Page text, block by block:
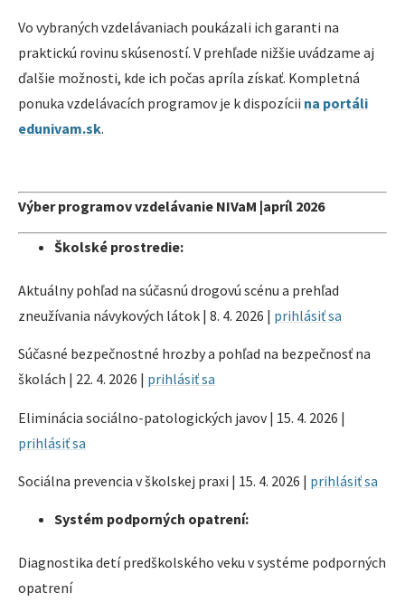
Vo vybraných vzdelávaniach poukázali ich garanti na
praktickú rovinu skúseností. V prehľade nižšie uvádzame aj
ďalšie možnosti, kde ich počas apríla získať. Kompletná
ponuka vzdelávacích programov je k dispozícii na portáli
edunivam.sk.
Výber programov vzdelávanie NIVaM |apríl 2026
Školské prostredie:
Aktuálny pohľad na súčasnú drogovú scénu a prehľad
zneužívania návykových látok | 8. 4. 2026 | prihlásiť sa
Súčasné bezpečnostné hrozby a pohľad na bezpečnosť na
školách | 22. 4. 2026 | prihlásiť sa
Eliminácia sociálno-patologických javov | 15. 4. 2026 |
prihlásiť sa
Sociálna prevencia v školskej praxi | 15. 4. 2026 | prihlásiť sa
Systém podporných opatrení:
Diagnostika detí predškolského veku v systéme podporných
opatrení